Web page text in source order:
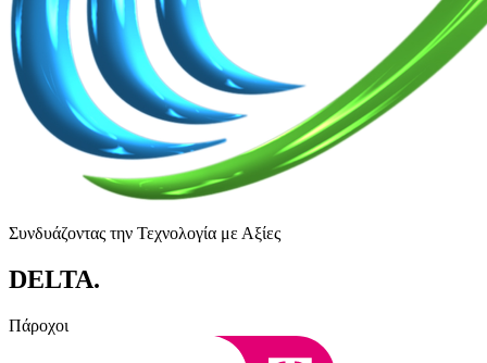
Συνδυάζοντας την Τεχνολογία με Αξίες
DELTA.
Πάροχοι